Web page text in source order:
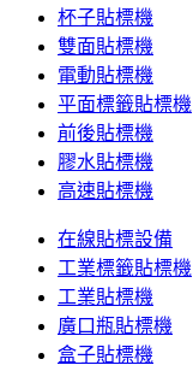
杯子貼標機
雙面貼標機
電動貼標機
平面標籤貼標機
前後貼標機
膠水貼標機
高速貼標機
在線貼標設備
工業標籤貼標機
工業貼標機
廣口瓶貼標機
盒子貼標機